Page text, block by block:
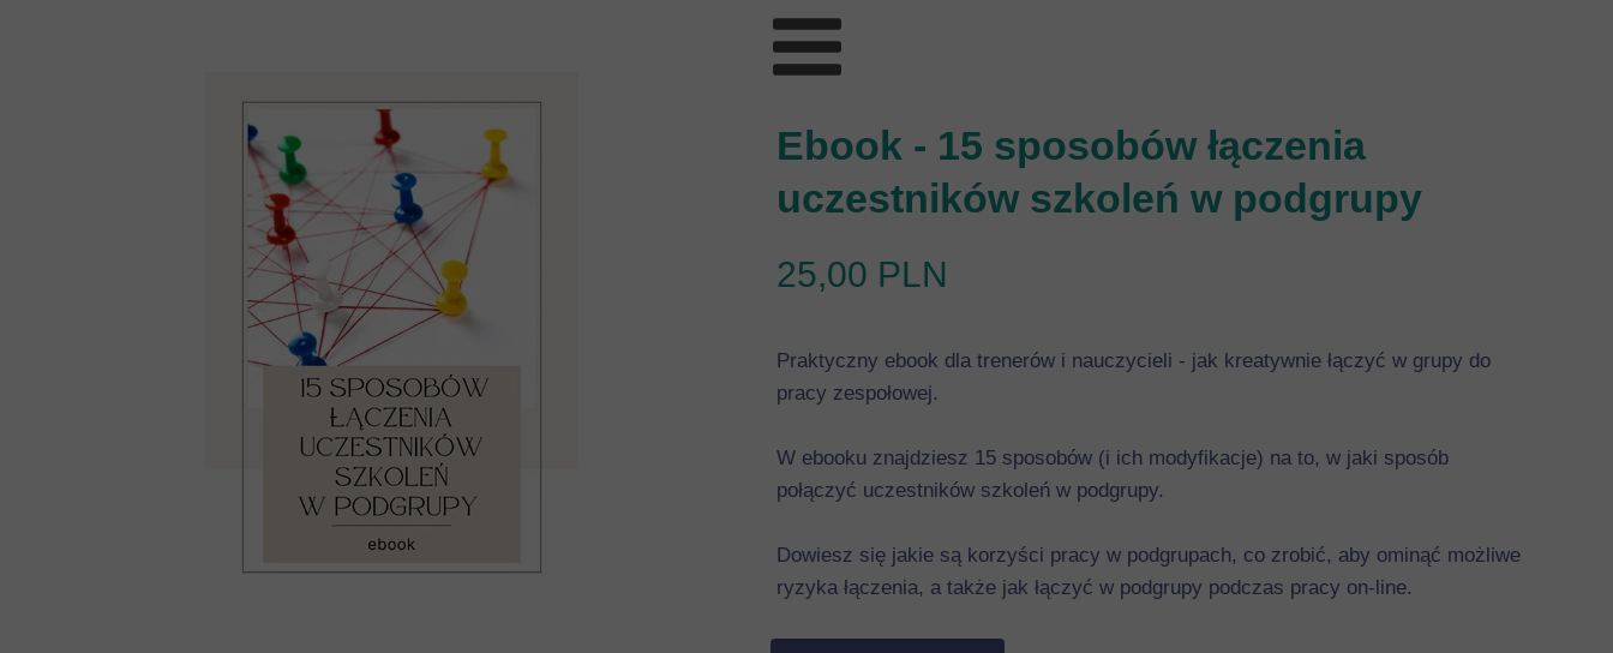
Praktyczny ebook dla trenerów i nauczycieli - jak kreatywnie łączyć w grupy do
pracy zespołowej.
W ebooku znajdziesz 15 sposobów (i ich modyfikacje) na to, w jaki sposób
połączyć uczestników szkoleń w podgrupy.
Dowiesz się jakie są korzyści pracy w podgrupach, co zrobić, aby ominąć możliwe
ryzyka łączenia, a także jak łączyć w podgrupy podczas pracy on-line.
25,00 PLN
Ebook - 15 sposobów łączenia
uczestników szkoleń w podgrupy